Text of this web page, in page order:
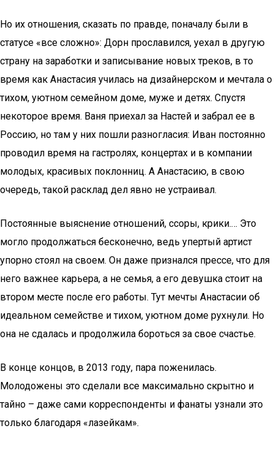
Но их отношения, сказать по правде, поначалу были в
статусе «все сложно»: Дорн прославился, уехал в другую
страну на заработки и записывание новых треков, в то
время как Анастасия училась на дизайнерском и мечтала о
тихом, уютном семейном доме, муже и детях. Спустя
некоторое время. Ваня приехал за Настей и забрал ее в
Россию, но там у них пошли разногласия: Иван постоянно
проводил время на гастролях, концертах и в компании
молодых, красивых поклонниц. А Анастасию, в свою
очередь, такой расклад дел явно не устраивал.
Постоянные выяснение отношений, ссоры, крики.… Это
могло продолжаться бесконечно, ведь упертый артист
упорно стоял на своем. Он даже признался прессе, что для
него важнее карьера, а не семья, а его девушка стоит на
втором месте после его работы. Тут мечты Анастасии об
идеальном семействе и тихом, уютном доме рухнули. Но
она не сдалась и продолжила бороться за свое счастье.
В конце концов, в 2013 году, пара поженилась.
Молодожены это сделали все максимально скрытно и
тайно – даже сами корреспонденты и фанаты узнали это
только благодаря «лазейкам».